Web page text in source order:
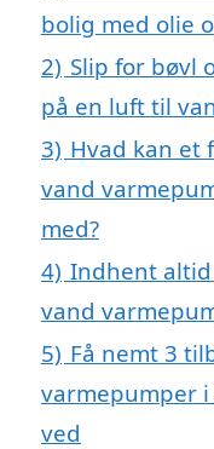
bolig med olie
2) Slip for bøvl
på en luft til
3) Hvad kan et
vand
med?
4) Indhent
vand
5) Få nemt 3
varmepumper
ved